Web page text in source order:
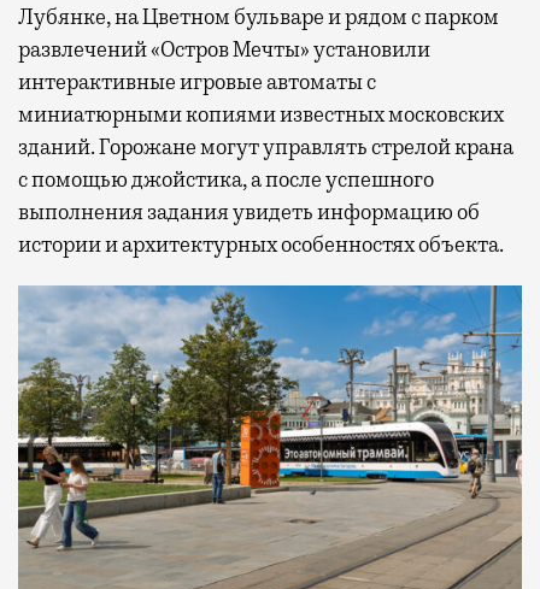
Лубянке, на Цветном бульваре и рядом с парком
развлечений «Остров Мечты» установили
интерактивные игровые автоматы с
миниатюрными копиями известных московских
зданий. Горожане могут управлять стрелой крана
с помощью джойстика, а после успешного
выполнения задания увидеть информацию об
истории и архитектурных особенностях объекта.